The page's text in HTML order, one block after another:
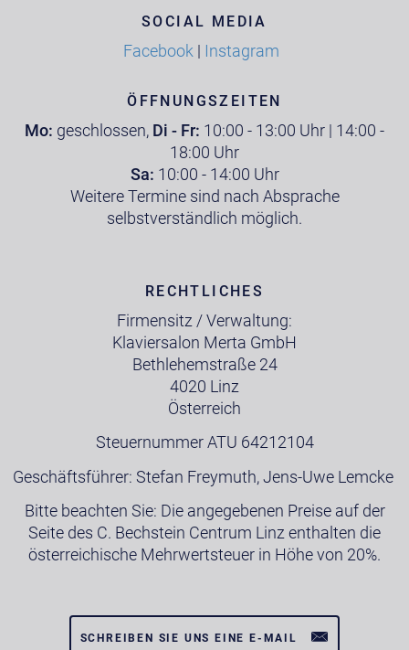
SOCIAL MEDIA
Facebook | Instagram
ÖFFNUNGSZEITEN
Mo: geschlossen, Di - Fr: 10:00 - 13:00 Uhr | 14:00 -
18:00 Uhr
Sa: 10:00 - 14:00 Uhr
Weitere Termine sind nach Absprache
selbstverständlich möglich.
RECHTLICHES
Firmensitz / Verwaltung:
Klaviersalon Merta GmbH
Bethlehemstraße 24
4020 Linz
Österreich
Steuernummer ATU 64212104
Geschäftsführer: Stefan Freymuth, Jens-Uwe Lemcke
Bitte beachten Sie: Die angegebenen Preise auf der
Seite des C. Bechstein Centrum Linz enthalten die
österreichische Mehrwertsteuer in Höhe von 20%.
SCHREIBEN SIE UNS EINE E-MAIL